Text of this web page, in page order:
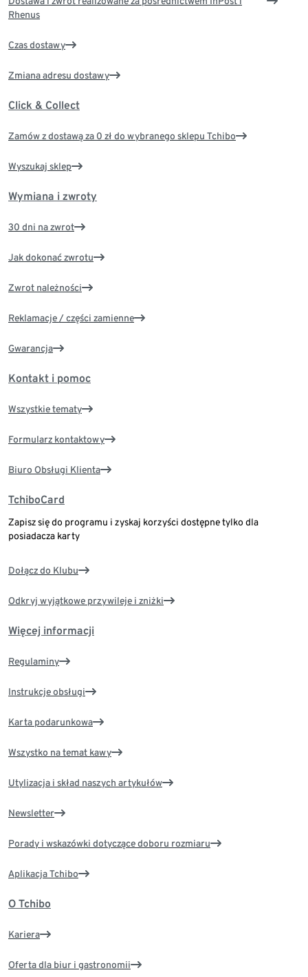
Rhenus
Czas dostawy
Zmiana adresu dostawy
Click & Collect
Zamów z dostawą za 0 zł do wybranego sklepu Tchibo
Wyszukaj sklep
Wymiana i zwroty
30 dni na zwrot
Jak dokonać zwrotu
Zwrot należności
Reklamacje / części zamienne
Gwarancja
Kontakt i pomoc
Wszystkie tematy
Formularz kontaktowy
Biuro Obsługi Klienta
TchiboCard
Zapisz się do programu i zyskaj korzyści dostępne tylko dla
posiadacza karty
Dołącz do Klubu
Odkryj wyjątkowe przywileje i zniżki
Więcej informacji
Regulaminy
Instrukcje obsługi
Karta podarunkowa
Wszystko na temat kawy
Utylizacja i skład naszych artykułów
Newsletter
Porady i wskazówki dotyczące doboru rozmiaru
Aplikacja Tchibo
O Tchibo
Kariera
Oferta dla biur i gastronomii